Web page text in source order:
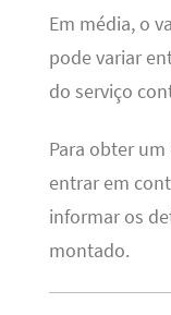
Em média, o
pode variar
do serviço
Para obter
entrar em
informar os
montado.